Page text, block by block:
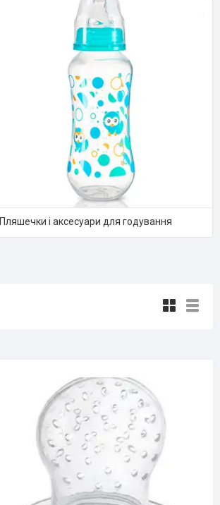
Пляшечки і аксесуари для годування